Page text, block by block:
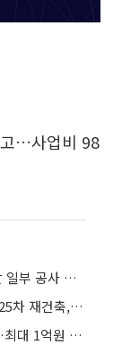
…사업비 98
국토부 "GTX-C 총사업비 일부 증액⋯4월 말 일부 공사 착수”
‘래미안 타운 vs 오티에르 벨트’⋯신반포19·25차 재건축, 한강변 스카이라인 노린다
인천공항공사, 다문화 가정 지원 사업 공모…최대 1억원 지원